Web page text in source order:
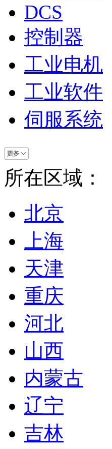
DCS
控制器
工业电机
工业软件
伺服系统
所在区域：
北京
上海
天津
重庆
河北
山西
内蒙古
辽宁
吉林